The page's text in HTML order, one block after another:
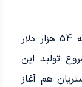
کادیلاک قصد دارد اوپتیک را با قیمت پایه 54 هزار دلار
تولید این
به مشتریان هم آغاز